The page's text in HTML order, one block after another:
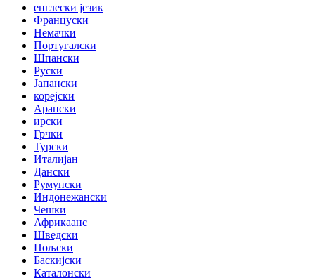
енглески језик
Француски
Немачки
Португалски
Шпански
Руски
Јапански
корејски
Арапски
ирски
Грчки
Турски
Италијан
Дански
Румунски
Индонежански
Чешки
Африкаанс
Шведски
Пољски
Баскијски
Каталонски